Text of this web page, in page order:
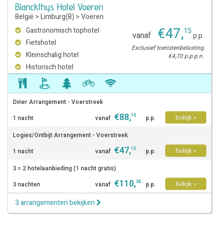
Blanckthys Hotel Voeren
België >Limburg(B) >Voeren
Gastronomisch tophotel
Fietshotel
Kleinschalig hotel
Historisch hotel
vanaf €47,15p.p.
Exclusief toeristenbelasting
€4,70 p.p.p.n.
Diner Arrangement - Voerstreek
1 nacht
vanaf €88,10 p.p.
Bekijk >
Logies/Ontbijt Arrangement - Voerstreek
1 nacht
vanaf €47,15 p.p.
Bekijk >
3 = 2 hotelaanbieding (1 nacht gratis)
3 nachten
vanaf €110,30 p.p. Bekijk >
3 arrangementen bekijken